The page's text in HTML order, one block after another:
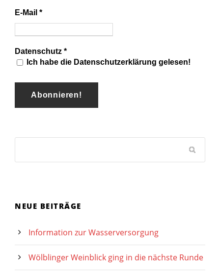
E-Mail *
Datenschutz *
Ich habe die Datenschutzerklärung gelesen!
NEUE BEITRÄGE
Information zur Wasserversorgung
Wölblinger Weinblick ging in die nächste Runde